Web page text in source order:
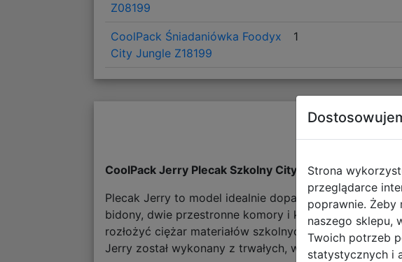
Z08199
CoolPack Śniadaniówka Foodyx
City Jungle Z18199
1
CoolPack Jerry Plecak Szkolny City JungleC29199/F
Plecak Jerry to model idealnie dopasowany do
bidony, dwie przestronne komory i kieszeń z
rozłożyć ciężar materiałów szkolnych. Dodatkowo
Jerry został wykonany z trwałych, wysokiej jakości
Strona
przeglądarce
poprawnie. Żeby
naszego sklepu,
Twoich potrzeb
statystycznych i